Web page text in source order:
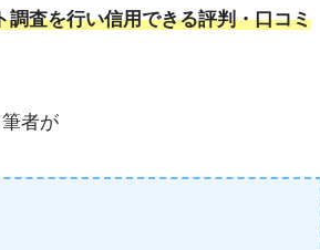
調査を行い信用できる評判・口コミ
者が